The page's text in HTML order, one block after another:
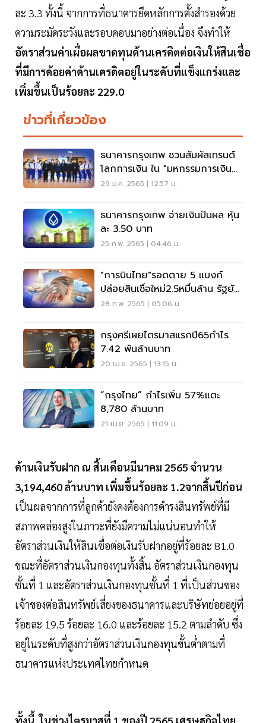
ละ 3.3 ทั้งนี้ จากการที่ธนาคารยึดหลักการตั้งสำรองด้วย
ความระมัดระวังและรอบคอบมาอย่างต่อเนื่อง จึงทำให้
อัตราส่วนค่าเผื่อผลขาดทุนด้านเครดิตต่อเงินให้สินเชื่อ
ที่มีการด้อยค่าด้านเครดิตอยู่ในระดับที่แข็งแกร่งและ
เพิ่มขึ้นเป็นร้อยละ 229.0
ข่าวที่เกี่ยวข้อง
ธนาคารกรุงเทพ ชวนสัมผัสเทรนด์
โลกการเงิน ใน "มหกรรมการเงิน
ระยอง ครั้งที่ 3"
29 ม.ค. 2565 | 12:57 น.
ธนาคารกรุงเทพ จ่ายเงินปันผล หุ้น
ละ 3.50 บาท
25 ก.พ. 2565 | 04:46 น.
"การบินไทย"รอดตาย 5 แบงก์
ปล่อยสินเชื่อใหม่2.5หมื่นล้าน รัฐยัน
ถือหุ้น40%
28 ก.พ. 2565 | 05:06 น.
กรุงศรีเผยไตรมาสแรกปี65กำไร
7.42 พันล้านบาท
20 เม.ย. 2565 | 13:15 น.
“กรุงไทย” กำไรเพิ่ม 57%แตะ
8,780 ล้านบาท
21 เม.ย. 2565 | 11:09 น.
ด้านเงินรับฝาก ณ สิ้นเดือนมีนาคม 2565 จำนวน
3,194,460 ล้านบาท เพิ่มขึ้นร้อยละ 1.2จากสิ้นปีก่อน
เป็นผลจากการที่ลูกค้ายังคงต้องการดำรงสินทรัพย์ที่มี
สภาพคล่องสูงในภาวะที่ยังมีความไม่แน่นอนทำให้
อัตราส่วนเงินให้สินเชื่อต่อเงินรับฝากอยู่ที่ร้อยละ 81.0
ขณะที่อัตราส่วนเงินกองทุนทั้งสิ้น อัตราส่วนเงินกองทุน
ชั้นที่ 1 และอัตราส่วนเงินกองทุนชั้นที่ 1 ที่เป็นส่วนของ
เจ้าของต่อสินทรัพย์เสี่ยงของธนาคารและบริษัทย่อยอยู่ที่
ร้อยละ 19.5 ร้อยละ 16.0 และร้อยละ 15.2 ตามลำดับ ซึ่ง
อยู่ในระดับที่สูงกว่าอัตราส่วนเงินกองทุนขั้นต่ำตามที่
ธนาคารแห่งประเทศไทยกำหนด